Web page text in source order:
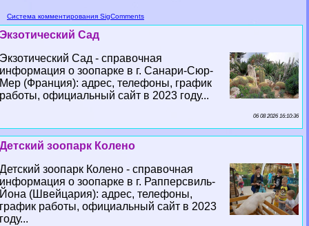
Система комментирования SigComments
Экзотический Сад
Экзотический Сад - справочная
информация о зоопарке в г. Санари-Сюр-
Мер (Франция): адрес, телефоны, график
работы, официальный сайт в 2023 году...
06 08 2026 16:10:36
Детский зоопарк Колено
Детский зоопарк Колено - справочная
информация о зоопарке в г. Рапперсвиль-
Йона (Швейцария): адрес, телефоны,
график работы, официальный сайт в 2023
году...